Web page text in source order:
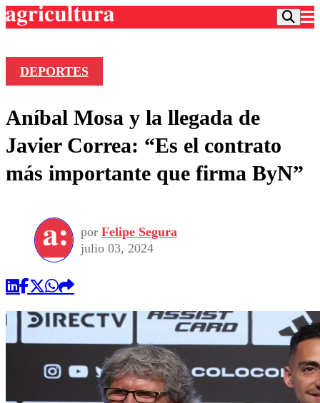
Frecuencias
Agricultura TV
Deportes
Colo Colo
Seleccion Chilena
Torneo Internacional
Universidad de Chile
Entretención
Economía
Internacional
Sustentabilidad
Publicaciones en medios
Opinión
DEPORTES
Aníbal Mosa y la llegada de
Javier Correa: “Es el contrato
más importante que firma ByN”
por Felipe Segura
julio 03, 2024